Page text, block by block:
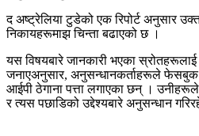
द अष्ट्रेलिया टुडेको एक रिपोर्ट अनुसार
निकायहरूमाझ चिन्ता बढाएको छ ।
यस विषयबारे जानकारी भएका स्रोतहरूलाई
जनाएअनुसार, अनुसन्धानकर्ताहरूले फेसबुक
आईपी ठेगाना पत्ता लगाएका छन् । उनीहरूले
र त्यस पछाडिको उद्देश्यबारे अनुसन्धान